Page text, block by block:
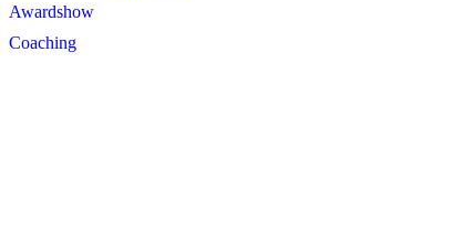
Awardshow
Coaching